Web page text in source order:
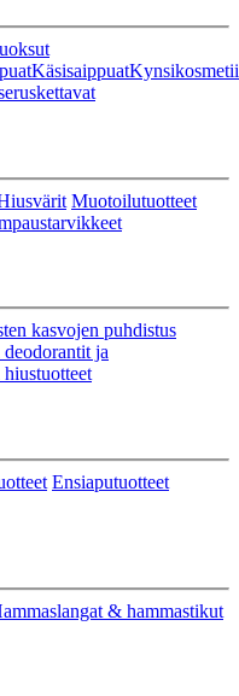
Käsisaippuat
Muotoilutuotteet
kasvojen puhdistus
ja
Ensiaputuotteet
& hammastikut